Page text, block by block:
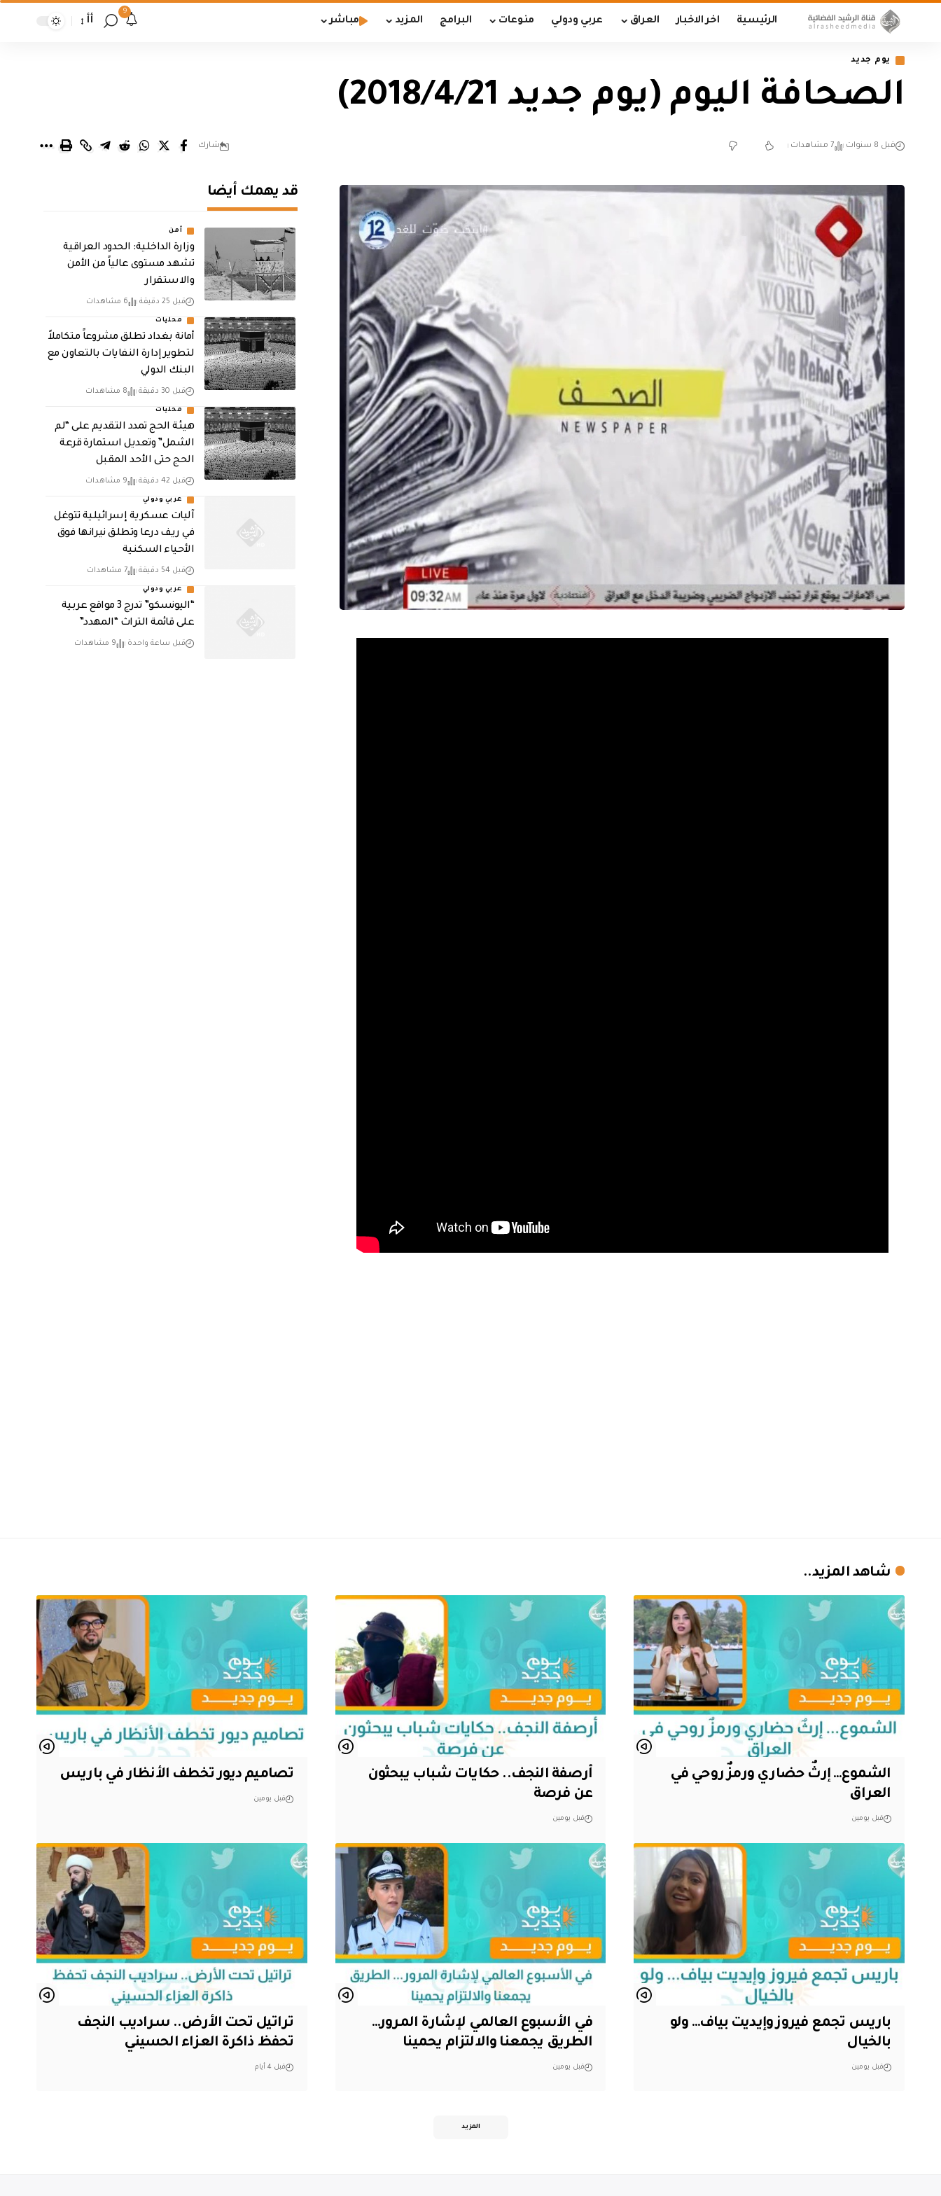
الرئيسية اخر الاخبار العراق عربي ودولي منوعات البرامج المزيد مباشر
9
أأ
يوم جديد
الصحافة اليوم (يوم جديد 2018/4/21)
قبل 8 سنوات 7 مشاهدات شارك
قد يهمك أيضا
أمن
وزارة الداخلية: الحدود العراقية
تشهد مستوى عالياً من الأمن
والاستقرار
قبل 25 دقيقة 6 مشاهدات
محليات
أمانة بغداد تطلق مشروعاً متكاملاً
لتطوير إدارة النفايات بالتعاون مع
البنك الدولي
قبل 30 دقيقة 8 مشاهدات
محليات
هيئة الحج تمدد التقديم على “لم
الشمل” وتعديل استمارة قرعة
الحج حتى الأحد المقبل
قبل 42 دقيقة 9 مشاهدات
عربي ودولي
آليات عسكرية إسرائيلية تتوغل
في ريف درعا وتطلق نيرانها فوق
الأحياء السكنية
قبل 54 دقيقة 7 مشاهدات
عربي ودولي
“اليونسكو” تدرج 3 مواقع عربية
على قائمة التراث “المهدد”
قبل ساعة واحدة 9 مشاهدات
شاهد المزيد..
الشموع… إرثٌ حضاري ورمزٌ روحي في
العراق
قبل يومين
أرصفة النجف.. حكايات شباب يبحثون
عن فرصة
قبل يومين
تصاميم ديور تخطف الأنظار في باريس
قبل يومين
باريس تجمع فيروز وإيديت بياف… ولو
بالخيال
قبل يومين
في الأسبوع العالمي لإشارة المرور…
الطريق يجمعنا والالتزام يحمينا
قبل يومين
تراتيل تحت الأرض.. سراديب النجف
تحفظ ذاكرة العزاء الحسيني
قبل 4 أيام
المزيد